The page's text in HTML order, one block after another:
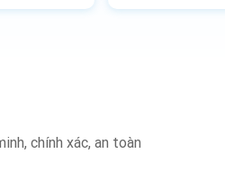
chính xác, an toàn